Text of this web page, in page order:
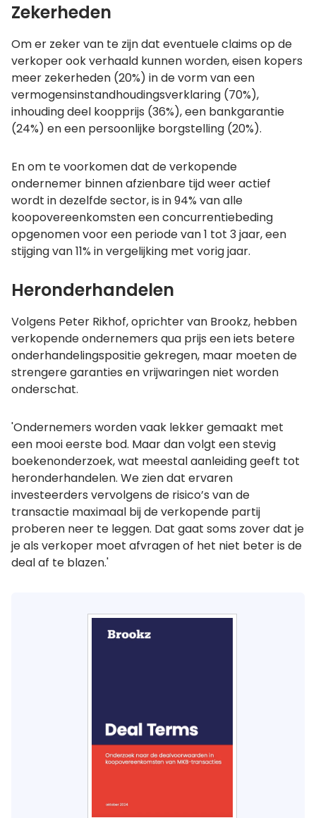
Zekerheden
Om er zeker van te zijn dat eventuele claims op de
verkoper ook verhaald kunnen worden, eisen kopers
meer zekerheden (20%) in de vorm van een
vermogensinstandhoudingsverklaring (70%),
inhouding deel koopprijs (36%), een bankgarantie
(24%) en een persoonlijke borgstelling (20%).
En om te voorkomen dat de verkopende
ondernemer binnen afzienbare tijd weer actief
wordt in dezelfde sector, is in 94% van alle
koopovereenkomsten een concurrentiebeding
opgenomen voor een periode van 1 tot 3 jaar, een
stijging van 11% in vergelijking met vorig jaar.
Heronderhandelen
Volgens Peter Rikhof, oprichter van Brookz, hebben
verkopende ondernemers qua prijs een iets betere
onderhandelingspositie gekregen, maar moeten de
strengere garanties en vrijwaringen niet worden
onderschat.
'Ondernemers worden vaak lekker gemaakt met
een mooi eerste bod. Maar dan volgt een stevig
boekenonderzoek, wat meestal aanleiding geeft tot
heronderhandelen. We zien dat ervaren
investeerders vervolgens de risico’s van de
transactie maximaal bij de verkopende partij
proberen neer te leggen. Dat gaat soms zover dat je
je als verkoper moet afvragen of het niet beter is de
deal af te blazen.'